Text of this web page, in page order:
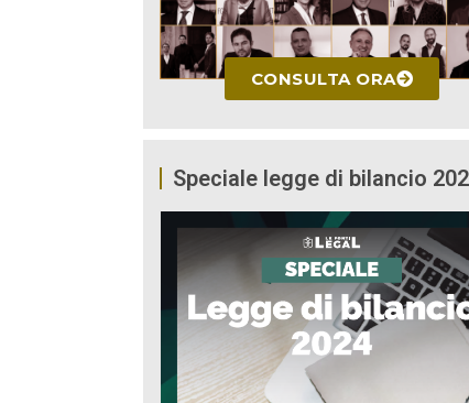
CONSULTA ORA
Speciale legge di bilancio